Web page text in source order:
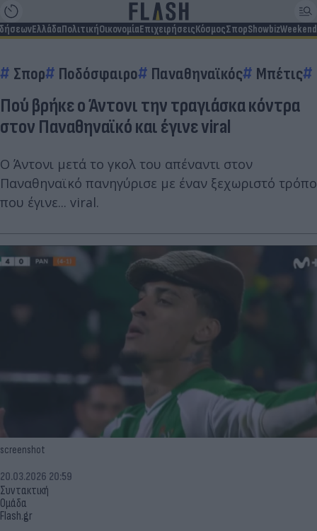
ΕλλάδαΠολιτικήΟικονομίαΕπιχειρήσειςΚόσμοςΣπορShowbizWeekend
Σπορ Ποδόσφαιρο Παναθηναϊκός Μπέτις
Πού βρήκε ο Άντονι την τραγιάσκα κόντρα
στον Παναθηναϊκό και έγινε viral
Ο Άντονι μετά το γκολ του απέναντι στον
Παναθηναϊκό πανηγύρισε με έναν ξεχωριστό τρόπο
που έγινε... viral.
screenshot
Συντακτική
Ομάδα
Flash.gr
20.03.2026 20:59